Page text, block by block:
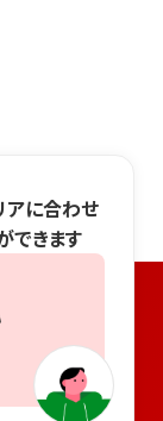
アに合わせ
できます